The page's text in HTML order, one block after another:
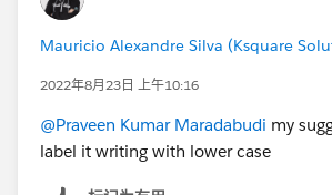
Mauricio Alexandre Silva (Ksquare
2022年8月23日 上午10:16
@Praveen Kumar Maradabudi my
label it writing with lower case